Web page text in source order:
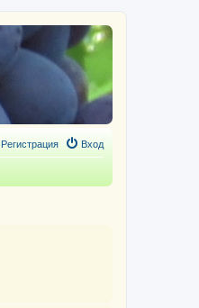
Вход
Регистрация